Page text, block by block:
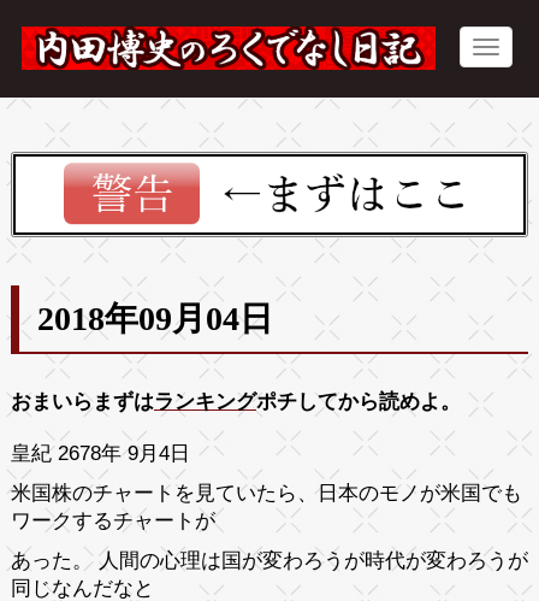
2018年09月04日
おまいらまずはランキングポチしてから読めよ。
皇紀 2678年 9月4日
米国株のチャートを見ていたら、日本のモノが米国でも
ワークするチャートが
あった。 人間の心理は国が変わろうが時代が変わろうが
同じなんだなと